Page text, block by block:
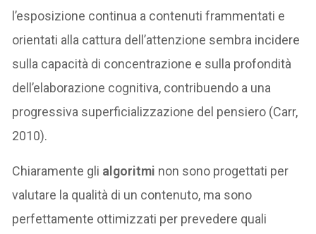
l’esposizione continua a contenuti frammentati e
orientati alla cattura dell’attenzione sembra incidere
sulla capacità di concentrazione e sulla profondità
dell’elaborazione cognitiva, contribuendo a una
progressiva superficializzazione del pensiero (Carr,
2010).
Chiaramente gli algoritmi non sono progettati per
valutare la qualità di un contenuto, ma sono
perfettamente ottimizzati per prevedere quali